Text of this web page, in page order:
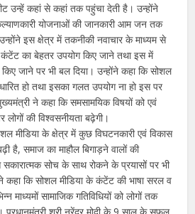
उन्हें कहां से कहां तक पहुंचा देती है। उन्होंने
योजनाओं की जानकारी आम जन तक
इस क्षेत्र में तकनीकी नवाचार के माध्यम से
का बेहतर उपयोग किए जाने तथा इस में
किए जाने पर भी बल दिया। उन्होंने कहा कि सोशल
हो तथा इसका गलत उपयोग ना हो इस पर
ने कहा कि समसामयिक विषयों को एवं
की विश्वसनीयता बढ़ेगी।
मीडिया के क्षेत्र में कुछ विघटनकारी एवं विकास
है, समाज का माहौल बिगाड़ने वालों की
सोच के साथ रोकने के प्रयासों पर भी
कहा कि सोशल मीडिया के कंटेंट की भाषा सरल व
माध्यमों सामाजिक गतिविधियों को लोगों तक